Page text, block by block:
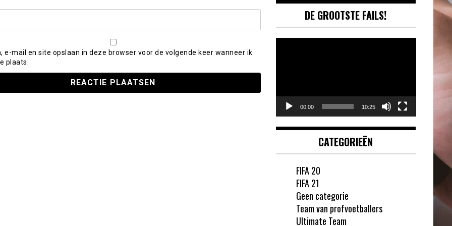
e-mail en site opslaan in deze browser voor de volgende keer wanneer ik
plaats.
DE GROOTSTE FAILS!
00:00 10:25
CATEGORIEËN
FIFA 20
FIFA 21
Geen categorie
Team van profvoetballers
Ultimate Team